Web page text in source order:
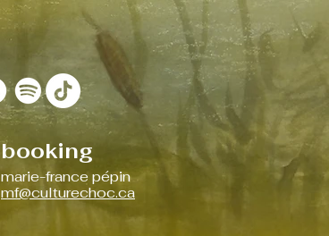
booking
marie-france pépin
mf@culturechoc.ca